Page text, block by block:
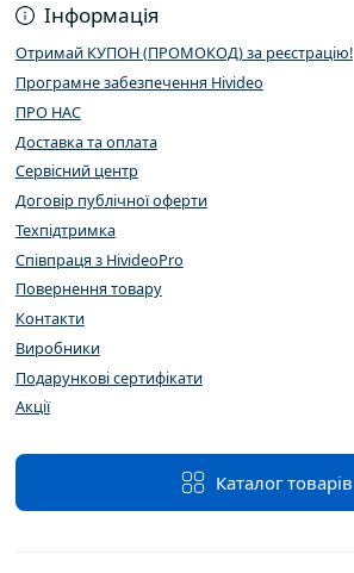
Інформація
Отримай КУПОН (ПРОМОКОД) за реєстрацію!
Програмне забезпечення Hivideo
ПРО НАС
Доставка та оплата
Сервісний центр
Договір публічної оферти
Техпідтримка
Співпраця з HivideoPro
Повернення товару
Контакти
Виробники
Подарункові сертифікати
Акції
Каталог товарів